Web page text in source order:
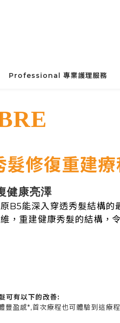
Professional 專業護理服務
髮修復重建療
健康亮澤
B5能深入穿透秀髮結構的
，重建健康秀髮的結構，
可有以下的改善:
豐盈感*,首次療程也可體驗到這療